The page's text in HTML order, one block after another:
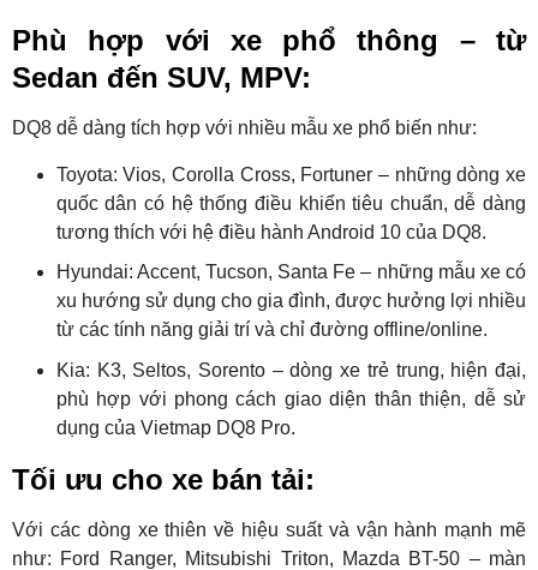
Phù hợp với xe phổ thông – từ
Sedan đến SUV, MPV:
DQ8 dễ dàng tích hợp với nhiều mẫu xe phổ biến như:
Toyota: Vios, Corolla Cross, Fortuner – những dòng xe
quốc dân có hệ thống điều khiển tiêu chuẩn, dễ dàng
tương thích với hệ điều hành Android 10 của DQ8.
Hyundai: Accent, Tucson, Santa Fe – những mẫu xe có
xu hướng sử dụng cho gia đình, được hưởng lợi nhiều
từ các tính năng giải trí và chỉ đường offline/online.
Kia: K3, Seltos, Sorento – dòng xe trẻ trung, hiện đại,
phù hợp với phong cách giao diện thân thiện, dễ sử
dụng của Vietmap DQ8 Pro.
Tối ưu cho xe bán tải:
Với các dòng xe thiên về hiệu suất và vận hành mạnh mẽ
như: Ford Ranger, Mitsubishi Triton, Mazda BT-50 – màn